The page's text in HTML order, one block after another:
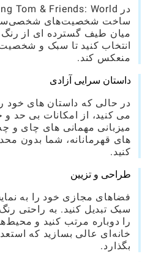
ساخت شخصیت‌های
میان طیف گسترده ای از
انتخاب کنید تا سبک و
منعکس کند.
داستان سرایی آزادی
در حالی که داستان های خود
می کنید، از امکانات بی حد
میزبانی مهمانی های چای و
های قهرمانانه، شما بدون
کنید.
طراحی و تزیین
فضاهای مجازی خود را به
سبک تبدیل کنید. به راحتی
را دوباره مرتب کنید و
خانه‌ای عالی بسازید که
بگذارد.